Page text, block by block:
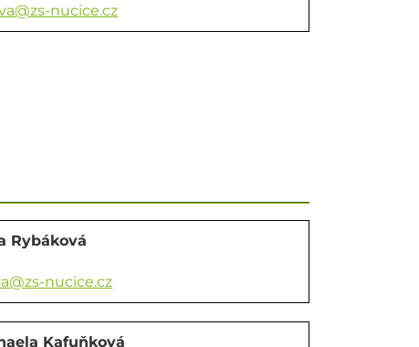
nucice.cz
Rybáková
nucice.cz
Kafuňková